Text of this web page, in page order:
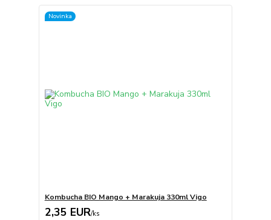
Novinka
Kombucha BIO Mango + Marakuja 330ml Vigo
2,35 EUR/ks